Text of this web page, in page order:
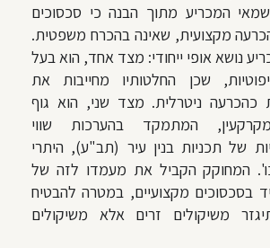
המכריע מתוך הבנה כי סכסוכים
מקצועית, שאינה בהכרח משפטית.
נושא אופי ייחודי: מצד אחד, הוא בעל
שכן החלטותיו מחייבות את
כהכרעה ניטרלית. מצד שני, הוא גוף
המתמקד בהערכות שווי
של תכניות בנין עיר (תב"ע), היתרי
המחוקק הקביל את מעמדו לזה של
בסכסוכים מקצועיים, במטרה להבטיח
משיקולים זרים אלא משיקולים